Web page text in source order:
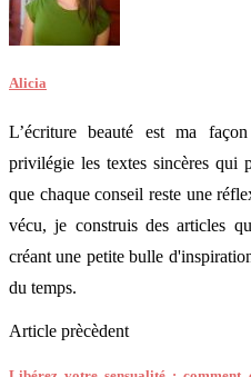
Alicia
L’écriture beauté est ma
privilégie les textes sincères
que chaque conseil reste une
vécu, je construis des articles
créant une petite bulle
du temps.
Article prècèdent